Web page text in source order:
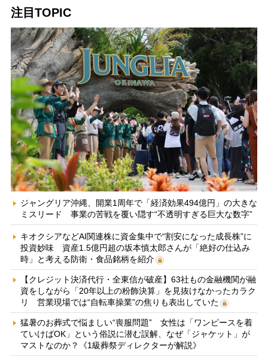
注目TOPIC
ジャングリア沖縄、開業1周年で「経済効果494億円」の大きな
ミスリード 事業の苦戦を覆い隠す“不透明すぎる巨大な数字”
キオクシアなどAI関連株に資金集中で“割安になった成長株”に
投資妙味 資産1.5億円超の坂本慎太郎さんが「絶好の仕込み
時」と考える防衛・食品銘柄を紹介
【クレジット決済代行・全東信が破産】63社もの金融機関が融
資をしながら「20年以上の粉飾決算」を見抜けなかったカラク
リ 営業現場では“自転車操業”の焦りも表出していた
猛暑のお葬式で悩ましい“喪服問題” 女性は「ワンピースを着
ていけばOK」という俗説に潜む誤解、なぜ「ジャケット」が
マストなのか？《1級葬祭ディレクターが解説》